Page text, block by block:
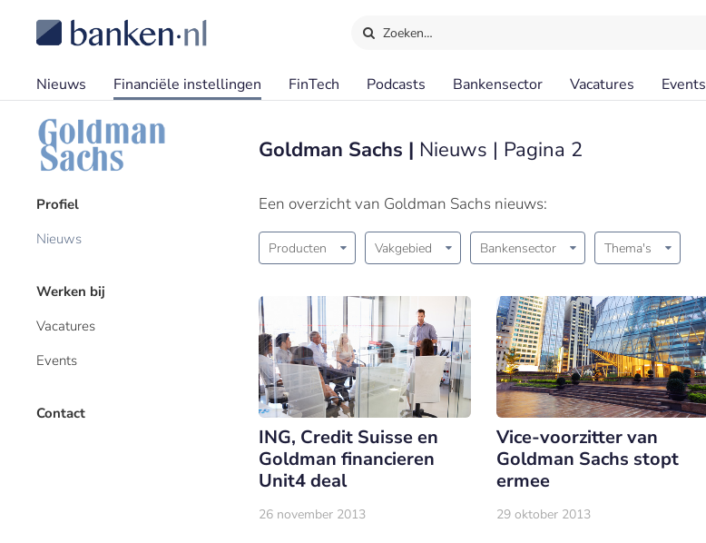
Zoeken…
Nieuws Financiële instellingen FinTech Podcasts Bankensector Vacatures Events
Profiel
Nieuws
Werken bij
Vacatures
Events
Contact
Goldman Sachs | Nieuws | Pagina 2
Een overzicht van Goldman Sachs nieuws:
Producten Vakgebied Bankensector Thema's
ING, Credit Suisse en
Goldman financieren
Unit4 deal
26 november 2013
Vice-voorzitter van
Goldman Sachs stopt
ermee
29 oktober 2013